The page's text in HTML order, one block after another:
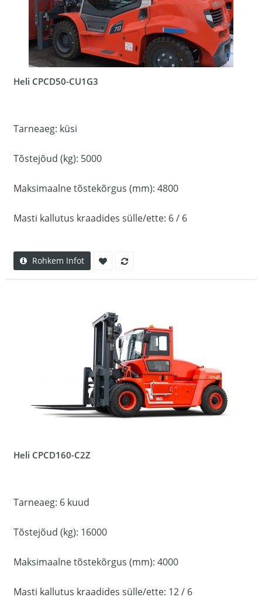
Heli CPCD50-CU1G3
Tarneaeg: küsi
Tõstejõud (kg): 5000
Maksimaalne tõstekõrgus (mm): 4800
Masti kallutus kraadides sülle/ette: 6 / 6
Rohkem Infot
Heli CPCD160-C2Z
Tarneaeg: 6 kuud
Tõstejõud (kg): 16000
Maksimaalne tõstekõrgus (mm): 4000
Masti kallutus kraadides sülle/ette: 12 / 6